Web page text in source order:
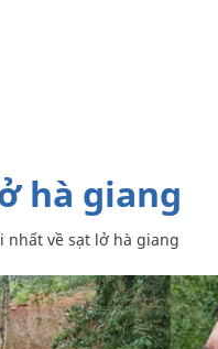
hà giang
nhất về sạt lở hà giang